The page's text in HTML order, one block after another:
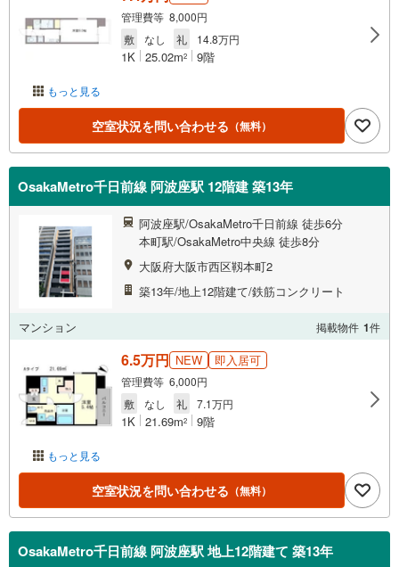
もっと見る
管理費等 8,000円
敷
なし 礼 14.8万円
1K 25.02m2 9階
空室状況を問い合わせる （無料）
OsakaMetro千日前線 阿波座駅 12階建 築13年
阿波座駅/OsakaMetro千日前線 徒歩6分
本町駅/OsakaMetro中央線 徒歩8分
大阪府大阪市西区靱本町2
築13年/地上12階建て/鉄筋コンクリート
マンション 掲載物件 1件
もっと見る
6.5万円 NEW 即入居可
管理費等 6,000円
敷
なし 礼 7.1万円
1K 21.69m2 9階
空室状況を問い合わせる （無料）
OsakaMetro千日前線 阿波座駅 地上12階建て 築13年